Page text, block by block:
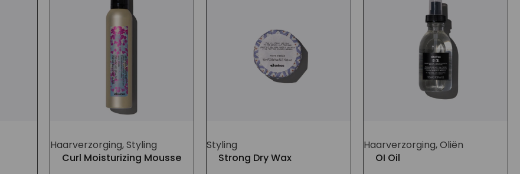
Haarverzorging, Styling
Curl Moisturizing Mousse
Styling
Strong Dry Wax
Haarverzorging, Oliën
OI Oil